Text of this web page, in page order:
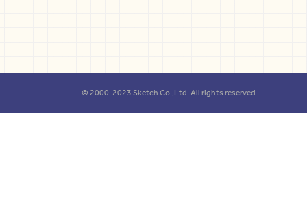
© 2000-2023 Sketch Co.,Ltd. All rights reserved.